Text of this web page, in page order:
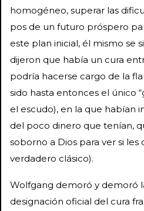
homogéneo, superar las
pos de un futuro próspero
este plan inicial, él mismo se
dijeron que había un cura
podría hacerse cargo de la
sido hasta entonces el único
el escudo), en la que habían
del poco dinero que tenían,
soborno a Dios para ver si
verdadero clásico).
Wolfgang demoró y demoró
designación oficial del cura